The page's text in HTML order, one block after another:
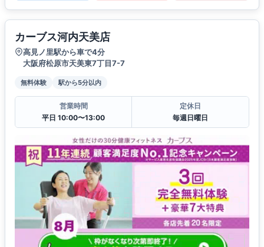
カーブス河内天美店
高見ノ里駅から車で4分
大阪府松原市天美東7丁目7-7
無料体験 駅から5分以内
営業時間
平日 10:00〜13:00
定休日
毎週日曜日